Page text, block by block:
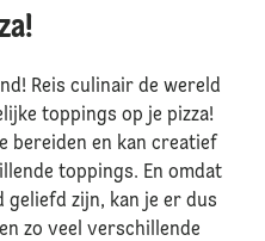
Reis culinair de wereld
toppings op je pizza!
bereiden en kan creatief
toppings. En omdat
geliefd zijn, kan je er dus
zo veel verschillende